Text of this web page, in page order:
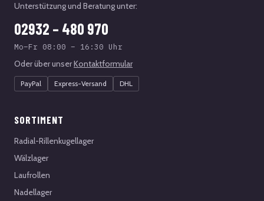
Unterstützung und Beratung unter:
02932 – 480 970
Mo–Fr 08:00 – 16:30 Uhr
Oder über unserKontaktformular
PayPal Express-Versand DHL
SORTIMENT
Radial-Rillenkugellager
Wälzlager
Laufrollen
Nadellager